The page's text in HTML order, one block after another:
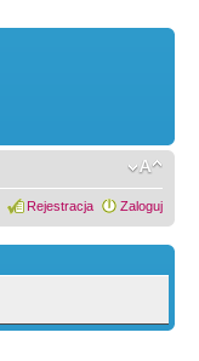
Rejestracja Zaloguj